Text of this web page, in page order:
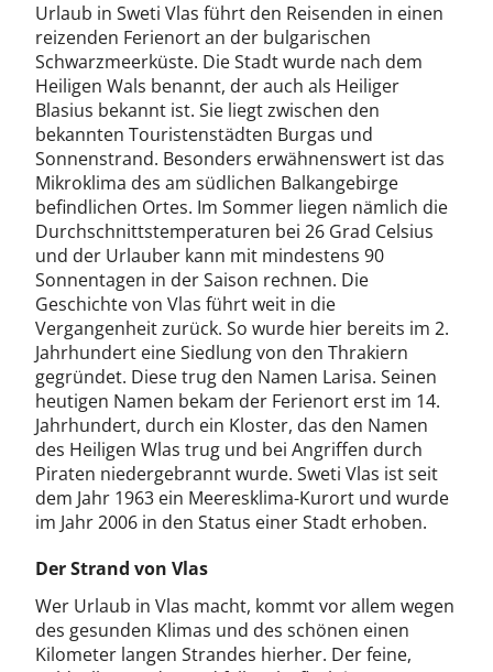
Urlaub in Sweti Vlas führt den Reisenden in einen
reizenden Ferienort an der bulgarischen
Schwarzmeerküste. Die Stadt wurde nach dem
Heiligen Wals benannt, der auch als Heiliger
Blasius bekannt ist. Sie liegt zwischen den
bekannten Touristenstädten Burgas und
Sonnenstrand. Besonders erwähnenswert ist das
Mikroklima des am südlichen Balkangebirge
befindlichen Ortes. Im Sommer liegen nämlich die
Durchschnittstemperaturen bei 26 Grad Celsius
und der Urlauber kann mit mindestens 90
Sonnentagen in der Saison rechnen. Die
Geschichte von Vlas führt weit in die
Vergangenheit zurück. So wurde hier bereits im 2.
Jahrhundert eine Siedlung von den Thrakiern
gegründet. Diese trug den Namen Larisa. Seinen
heutigen Namen bekam der Ferienort erst im 14.
Jahrhundert, durch ein Kloster, das den Namen
des Heiligen Wlas trug und bei Angriffen durch
Piraten niedergebrannt wurde. Sweti Vlas ist seit
dem Jahr 1963 ein Meeresklima-Kurort und wurde
im Jahr 2006 in den Status einer Stadt erhoben.
Der Strand von Vlas
Wer Urlaub in Vlas macht, kommt vor allem wegen
des gesunden Klimas und des schönen einen
Kilometer langen Strandes hierher. Der feine,